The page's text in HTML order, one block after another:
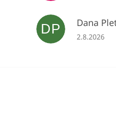
DP Dana
Hodnocení
2.8.2026